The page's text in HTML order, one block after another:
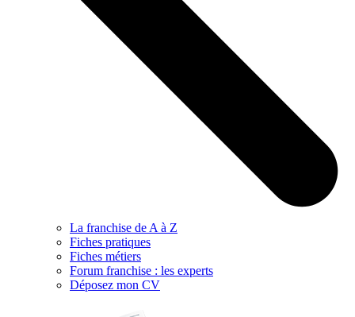
La franchise de A à Z
Fiches pratiques
Fiches métiers
Forum franchise : les experts
Déposez mon CV